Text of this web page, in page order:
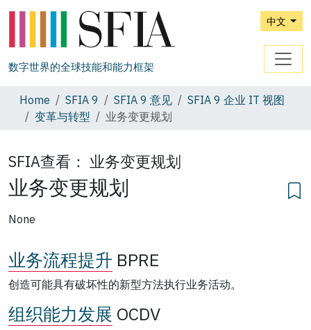
中文
数字世界的全球技能和能力框架
Home SFIA 9 SFIA 9 意见
SFIA 9 企业 IT 视图
变革与转型
业务变更规划
SFIA查看： 业务变更规划
业务变更规划
None
业务流程提升 BPRE
创造可能具有破坏性的新型方法执行业务活动。
组织能力发展 OCDV